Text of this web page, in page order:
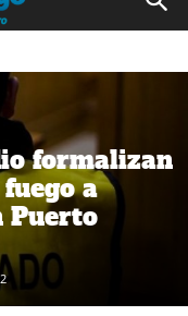
formalizan
a
Puerto